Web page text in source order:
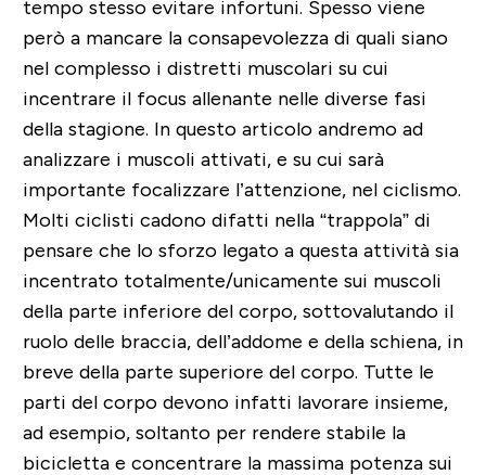
tempo stesso evitare infortuni. Spesso viene
però a mancare la consapevolezza di quali siano
nel complesso i distretti muscolari su cui
incentrare il focus allenante nelle diverse fasi
della stagione. In questo articolo andremo ad
analizzare i muscoli attivati, e su cui sarà
importante focalizzare l’attenzione, nel ciclismo.
Molti ciclisti cadono difatti nella “trappola” di
pensare che lo sforzo legato a questa attività sia
incentrato totalmente/unicamente sui muscoli
della parte inferiore del corpo, sottovalutando il
ruolo delle braccia, dell’addome e della schiena, in
breve della parte superiore del corpo. Tutte le
parti del corpo devono infatti lavorare insieme,
ad esempio, soltanto per rendere stabile la
bicicletta e concentrare la massima potenza sui